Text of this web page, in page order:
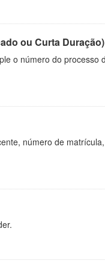
ou Curta Duração)
o número do processo
número de